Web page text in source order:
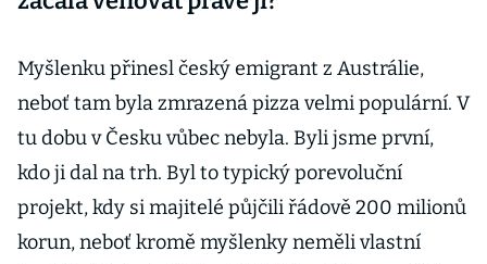
Myšlenku přinesl český emigrant z Austrálie,
neboť tam byla zmrazená pizza velmi populární. V
tu dobu v Česku vůbec nebyla. Byli jsme první,
kdo ji dal na trh. Byl to typický porevoluční
projekt, kdy si majitelé půjčili řádově 200 milionů
korun, neboť kromě myšlenky neměli vlastní